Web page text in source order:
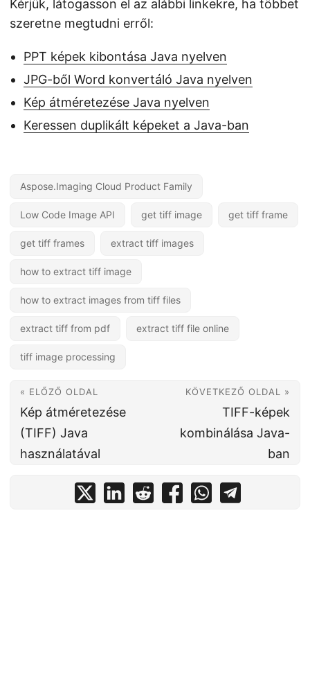
Kérjük, látogasson el az alábbi linkekre, ha többet
szeretne megtudni erről:
PPT képek kibontása Java nyelven
JPG-ből Word konvertáló Java nyelven
Kép átméretezése Java nyelven
Keressen duplikált képeket a Java-ban
Aspose.Imaging Cloud Product Family
Low Code Image API get tiff image get tiff frame
get tiff frames extract tiff images
how to extract tiff image
how to extract images from tiff files
extract tiff from pdf extract tiff file online
tiff image processing
« ELŐZŐ OLDAL
Kép átméretezése
(TIFF) Java
használatával
KÖVETKEZŐ OLDAL »
TIFF-képek
kombinálása Java-
ban